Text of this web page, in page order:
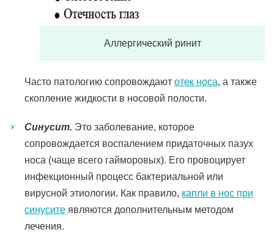
Аллергический ринит
Часто патологию сопровождают отек носа, а также
скопление жидкости в носовой полости.
Синусит. Это заболевание, которое
сопровождается воспалением придаточных пазух
носа (чаще всего гайморовых). Его провоцирует
инфекционный процесс бактериальной или
вирусной этиологии. Как правило, капли в нос при
синусите являются дополнительным методом
лечения.